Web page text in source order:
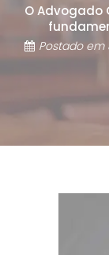
O Advogado
Postado em